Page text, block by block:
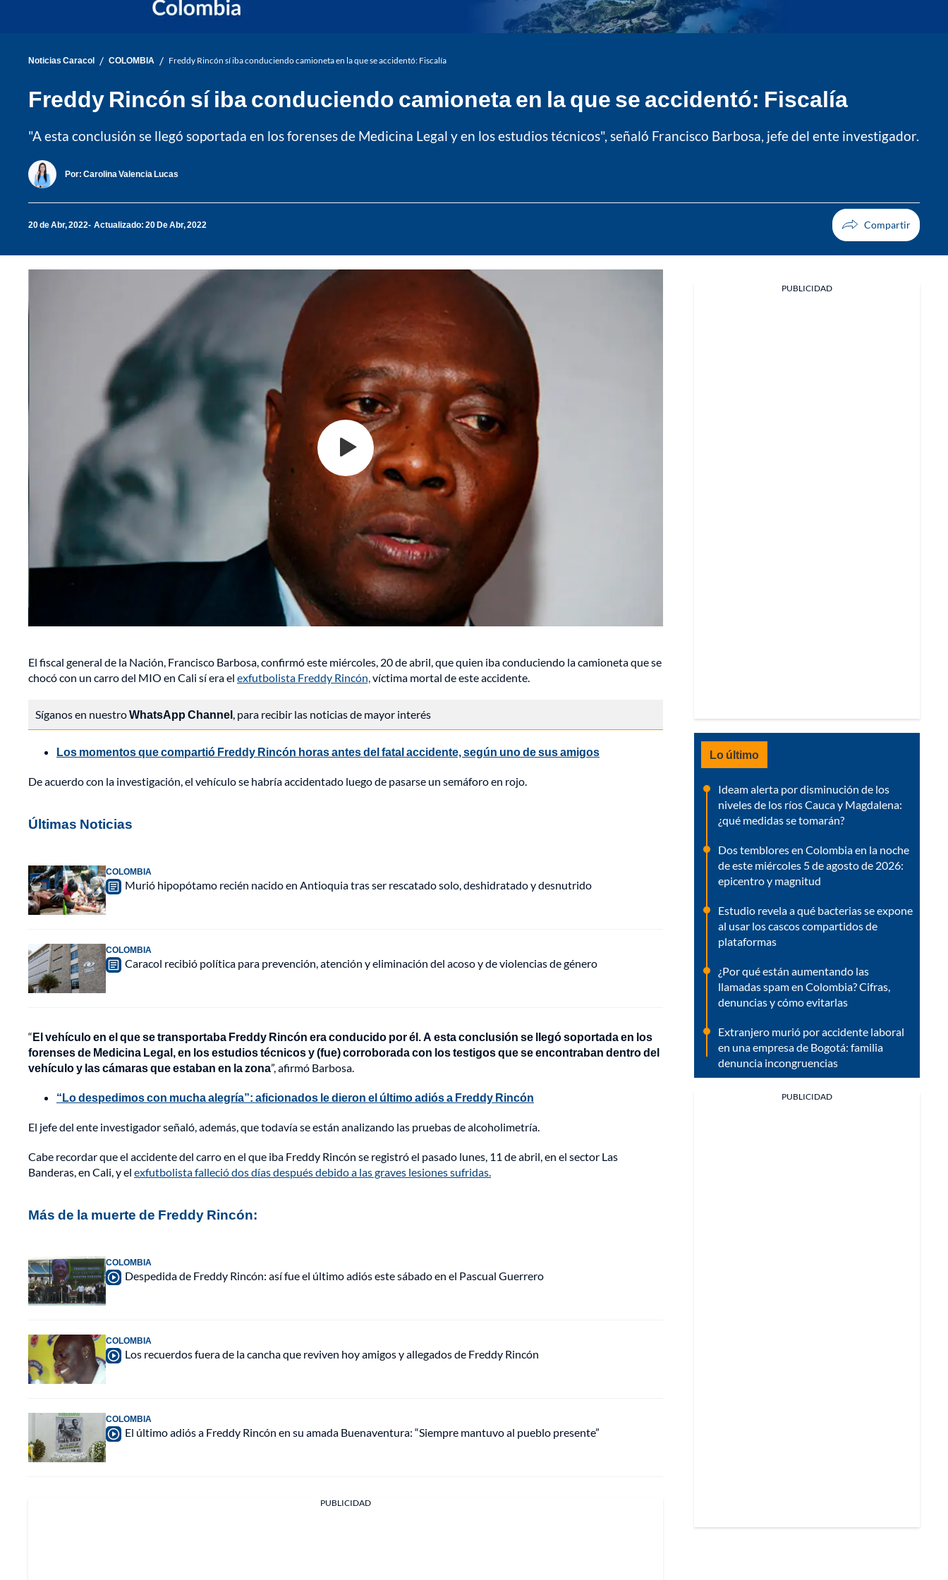
Noticias Caracol / COLOMBIA / Freddy Rincón sí iba conduciendo camioneta en la que se accidentó: Fiscalía
Freddy Rincón sí iba conduciendo camioneta en la que se accidentó: Fiscalía
"A esta conclusión se llegó soportada en los forenses de Medicina Legal y en los estudios técnicos", señaló Francisco Barbosa, jefe del ente investigador.
Por: Carolina Valencia Lucas
20 de Abr, 2022 Actualizado: 20 De Abr, 2022
El fiscal general de la Nación, Francisco Barbosa, confirmó este miércoles, 20 de abril, que quien iba conduciendo la camioneta que se
chocó con un carro del MIO en Cali sí era el exfutbolista Freddy Rincón,víctima mortal de este accidente.
Síganos en nuestroWhatsApp Channel, para recibir las noticias de mayor interés
Los momentos que compartió Freddy Rincón horas antes del fatal accidente, según uno de sus amigos
De acuerdo con la investigación, el vehículo se habría accidentado luego de pasarse un semáforo en rojo.
Últimas Noticias
COLOMBIA
Murió hipopótamo recién nacido en Antioquia tras ser rescatado solo, deshidratado y desnutrido
COLOMBIA
Caracol recibió política para prevención, atención y eliminación del acoso y de violencias de género
“El vehículo en el que se transportaba Freddy Rincón era conducido por él. A esta conclusión se llegó soportada en los
forenses de Medicina Legal, en los estudios técnicos y (fue) corroborada con los testigos que se encontraban dentro del
vehículo y las cámaras que estaban en la zona”, afirmó Barbosa.
“Lo despedimos con mucha alegría”: aficionados le dieron el último adiós a Freddy Rincón
El jefe del ente investigador señaló, además, que todavía se están analizando las pruebas de alcoholimetría.
Cabe recordar que el accidente del carro en el que iba Freddy Rincón se registró el pasado lunes, 11 de abril, en el sector Las
Banderas, en Cali, y el exfutbolista falleció dos días después debido a las graves lesiones sufridas.
Más de la muerte de Freddy Rincón:
COLOMBIA
Despedida de Freddy Rincón: así fue el último adiós este sábado en el Pascual Guerrero
COLOMBIA
Los recuerdos fuera de la cancha que reviven hoy amigos y allegados de Freddy Rincón
COLOMBIA
El último adiós a Freddy Rincón en su amada Buenaventura: “Siempre mantuvo al pueblo presente”
PUBLICIDAD
PUBLICIDAD
Lo último
Ideam alerta por disminución de los
niveles de los ríos Cauca y Magdalena:
¿qué medidas se tomarán?
Dos temblores en Colombia en la noche
de este miércoles 5 de agosto de 2026:
epicentro y magnitud
Estudio revela a qué bacterias se expone
al usar los cascos compartidos de
plataformas
¿Por qué están aumentando las
llamadas spam en Colombia? Cifras,
denuncias y cómo evitarlas
Extranjero murió por accidente laboral
en una empresa de Bogotá: familia
denuncia incongruencias
PUBLICIDAD